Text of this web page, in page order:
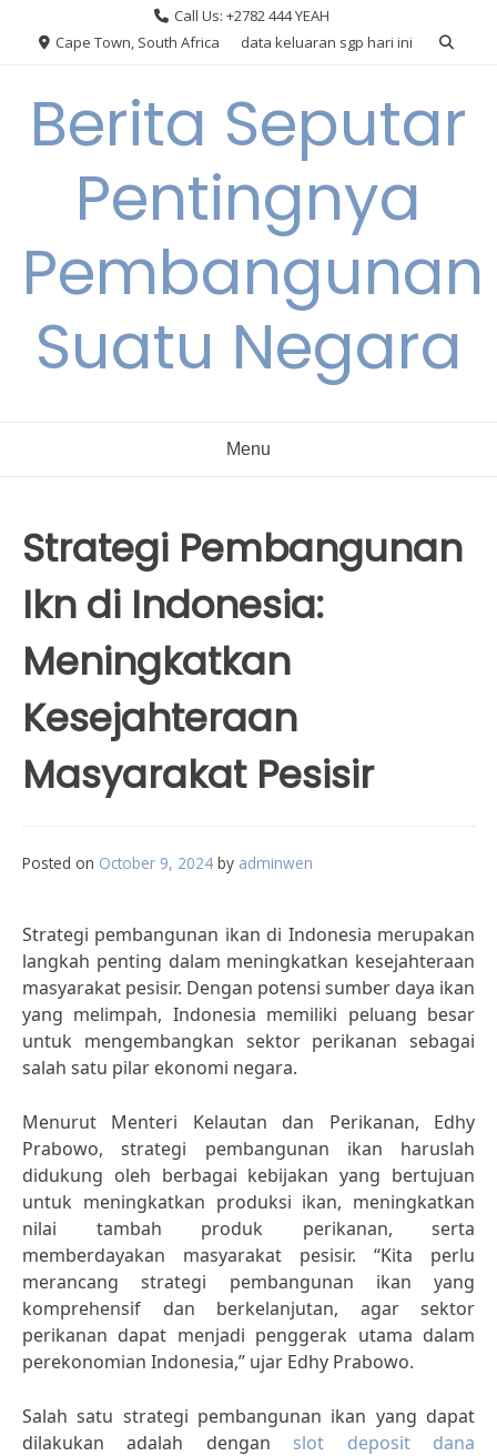
Call Us: +2782 444 YEAH
Cape Town, South Africa
data keluaran sgp hari ini
Berita Seputar
Pentingnya
Pembangunan
Suatu Negara
Menu
Strategi Pembangunan
Ikn di Indonesia:
Meningkatkan
Kesejahteraan
Masyarakat Pesisir
Posted on October 9, 2024 by adminwen
Strategi pembangunan ikan di Indonesia merupakan
langkah penting dalam meningkatkan kesejahteraan
masyarakat pesisir. Dengan potensi sumber daya ikan
yang melimpah, Indonesia memiliki peluang besar
untuk mengembangkan sektor perikanan sebagai
salah satu pilar ekonomi negara.
Menurut Menteri Kelautan dan Perikanan, Edhy
Prabowo, strategi pembangunan ikan haruslah
didukung oleh berbagai kebijakan yang bertujuan
untuk meningkatkan produksi ikan, meningkatkan
nilai tambah produk perikanan, serta
memberdayakan masyarakat pesisir. “Kita perlu
merancang strategi pembangunan ikan yang
komprehensif dan berkelanjutan, agar sektor
perikanan dapat menjadi penggerak utama dalam
perekonomian Indonesia,” ujar Edhy Prabowo.
Salah satu strategi pembangunan ikan yang dapat
dilakukan adalah dengan slot deposit dana